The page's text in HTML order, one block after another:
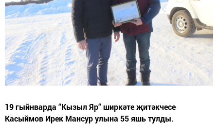
19 гыйнварда “Кызыл Яр“ ширкәте җитәкчесе
Касыймов Ирек Мансур улына 55 яшь тулды.